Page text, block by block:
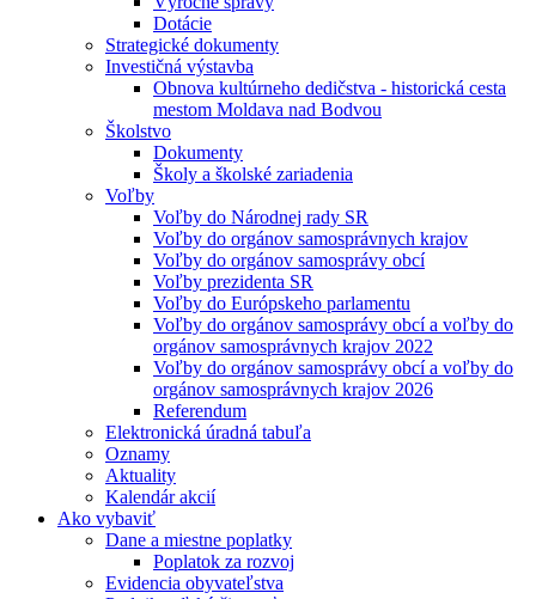
Dotácie
Strategické dokumenty
Investičná výstavba
Obnova kultúrneho dedičstva - historická cesta
mestom Moldava nad Bodvou
Školstvo
Dokumenty
Školy a školské zariadenia
Voľby
Voľby do Národnej rady SR
Voľby do orgánov samosprávnych krajov
Voľby do orgánov samosprávy obcí
Voľby prezidenta SR
Voľby do Európskeho parlamentu
Voľby do orgánov samosprávy obcí a voľby do
orgánov samosprávnych krajov 2022
Voľby do orgánov samosprávy obcí a voľby do
orgánov samosprávnych krajov 2026
Referendum
Elektronická úradná tabuľa
Oznamy
Aktuality
Kalendár akcií
Ako vybaviť
Dane a miestne poplatky
Poplatok za rozvoj
Evidencia obyvateľstva